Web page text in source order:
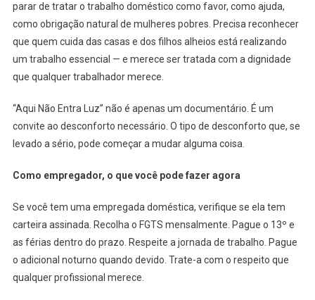
parar de tratar o trabalho doméstico como favor, como ajuda,
como obrigação natural de mulheres pobres. Precisa reconhecer
que quem cuida das casas e dos filhos alheios está realizando
um trabalho essencial — e merece ser tratada com a dignidade
que qualquer trabalhador merece.
“Aqui Não Entra Luz” não é apenas um documentário. É um
convite ao desconforto necessário. O tipo de desconforto que, se
levado a sério, pode começar a mudar alguma coisa.
Como empregador, o que você pode fazer agora
Se você tem uma empregada doméstica, verifique se ela tem
carteira assinada. Recolha o FGTS mensalmente. Pague o 13º e
as férias dentro do prazo. Respeite a jornada de trabalho. Pague
o adicional noturno quando devido. Trate-a com o respeito que
qualquer profissional merece.